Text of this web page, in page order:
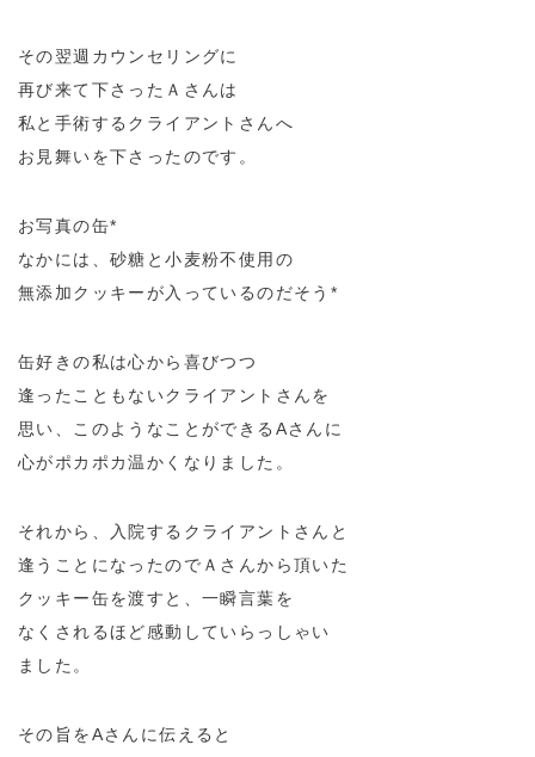
その翌週カウンセリングに
再び来て下さったＡさんは
私と手術するクライアントさんへ
お見舞いを下さったのです。
お写真の缶*
なかには、砂糖と小麦粉不使用の
無添加クッキーが入っているのだそう*
缶好きの私は心から喜びつつ
逢ったこともないクライアントさんを
思い、このようなことができるAさんに
心がポカポカ温かくなりました。
それから、入院するクライアントさんと
逢うことになったのでＡさんから頂いた
クッキー缶を渡すと、一瞬言葉を
なくされるほど感動していらっしゃい
ました。
その旨をAさんに伝えると